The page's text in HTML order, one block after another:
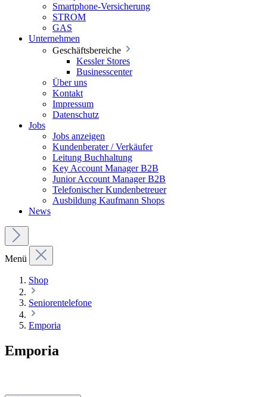
Smartphone-Versicherung
STROM
GAS
Unternehmen
Geschäftsbereiche
Kessler Stores
Businesscenter
Über uns
Kontakt
Impressum
Datenschutz
Jobs
Jobs anzeigen
Kundenberater / Verkäufer
Leitung Buchhaltung
Key Account Manager B2B
Junior Account Manager B2B
Telefonischer Kundenbetreuer
Ausbildung Kaufmann Shops
News
Menü
Shop
Seniorentelefone
Emporia
Emporia